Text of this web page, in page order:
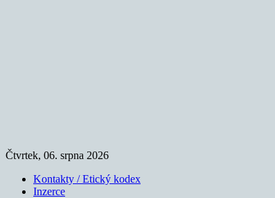
Čtvrtek, 06. srpna 2026
Kontakty / Etický kodex
Inzerce